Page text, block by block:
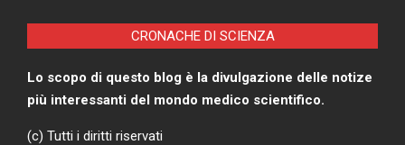
CRONACHE DI SCIENZA
Lo scopo di questo blog è la divulgazione delle notize
più interessanti del mondo medico scientifico.
(c) Tutti i diritti riservati